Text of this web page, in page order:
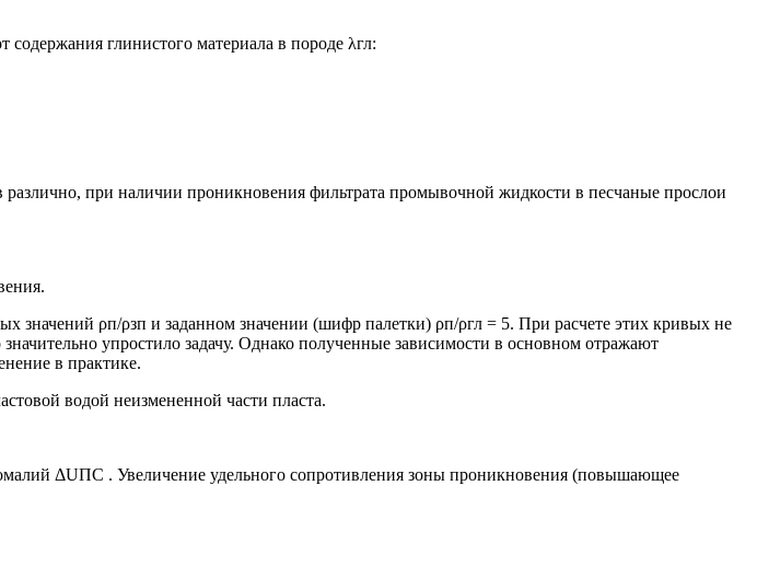
глинистого материала в породе λгл:
при наличии проникновения фильтрата промывочной жидкости в песчаные прослои
ρп/ρзп и заданном значении (шифр палетки) ρп/ρгл = 5. При расчете этих кривых не
упростило задачу. Однако полученные зависимости в основном отражают
в практике.
водой неизмененной части пласта.
ΔUПС . Увеличение удельного сопротивления зоны проникновения (повышающее